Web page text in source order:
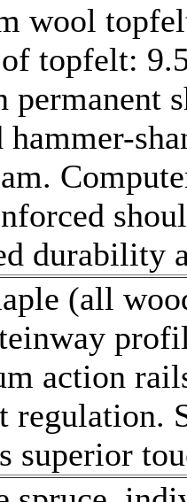
wool
topfelt:
permanent
hammer-
durability
(all
action
regulation.
superior